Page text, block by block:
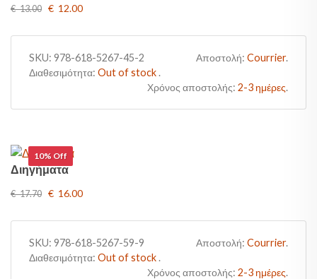
€ 13.00 € 12.00
SKU: 978-618-5267-45-2 Αποστολή: Courrier.
Διαθεσιμότητα: Out of stock.
Χρόνος αποστολής: 2-3 ημέρες.
10% Off
Διηγήματα
€ 17.70 € 16.00
SKU: 978-618-5267-59-9 Αποστολή: Courrier.
Διαθεσιμότητα: Out of stock.
Χρόνος αποστολής: 2-3 ημέρες.